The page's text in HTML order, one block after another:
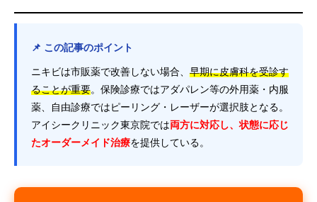
📌 この記事のポイント
ニキビは市販薬で改善しない場合、 早期に皮膚科を受診す
ることが重要。保険診療ではアダパレン等の外用薬・内服
薬、自由診療ではピーリング・レーザーが選択肢となる。
アイシークリニック東京院では両方に対応し、状態に応じ
たオーダーメイド治療を提供している。